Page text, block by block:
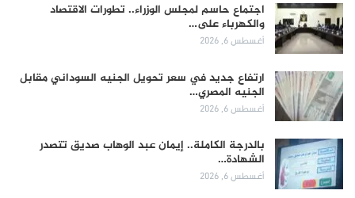
اجتماع حاسم لمجلس الوزراء.. تطورات الاقتصاد
والكهرباء على…
أغسطس 6, 2026
ارتفاع جديد في سعر تحويل الجنيه السوداني مقابل
الجنيه المصري…
أغسطس 6, 2026
بالدرجة الكاملة.. إيمان عبد الوهاب صديق تتصدر
الشهادة…
أغسطس 6, 2026